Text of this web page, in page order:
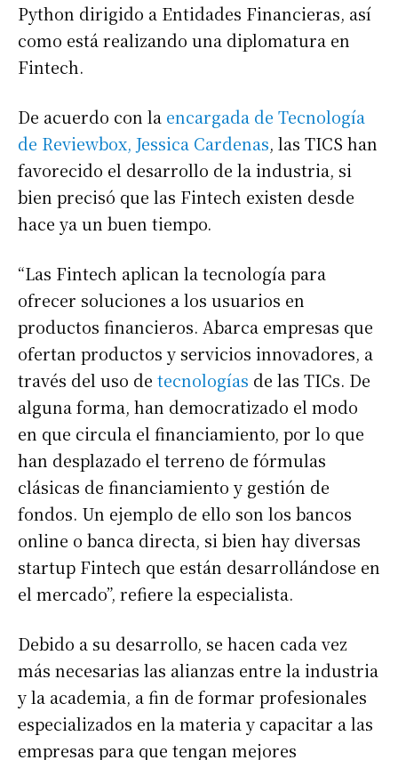
Suscribirme gratis
Python dirigido a Entidades Financieras, así
como está realizando una diplomatura en
Fintech.
De acuerdo con la encargada de Tecnología
de Reviewbox, Jessica Cardenas, las TICS han
favorecido el desarrollo de la industria, si
bien precisó que las Fintech existen desde
hace ya un buen tiempo.
“Las Fintech aplican la tecnología para
ofrecer soluciones a los usuarios en
productos financieros. Abarca empresas que
ofertan productos y servicios innovadores, a
través del uso de tecnologías de las TICs. De
alguna forma, han democratizado el modo
en que circula el financiamiento, por lo que
han desplazado el terreno de fórmulas
clásicas de financiamiento y gestión de
fondos. Un ejemplo de ello son los bancos
online o banca directa, si bien hay diversas
startup Fintech que están desarrollándose en
el mercado”, refiere la especialista.
Debido a su desarrollo, se hacen cada vez
más necesarias las alianzas entre la industria
y la academia, a fin de formar profesionales
especializados en la materia y capacitar a las
empresas para que tengan mejores